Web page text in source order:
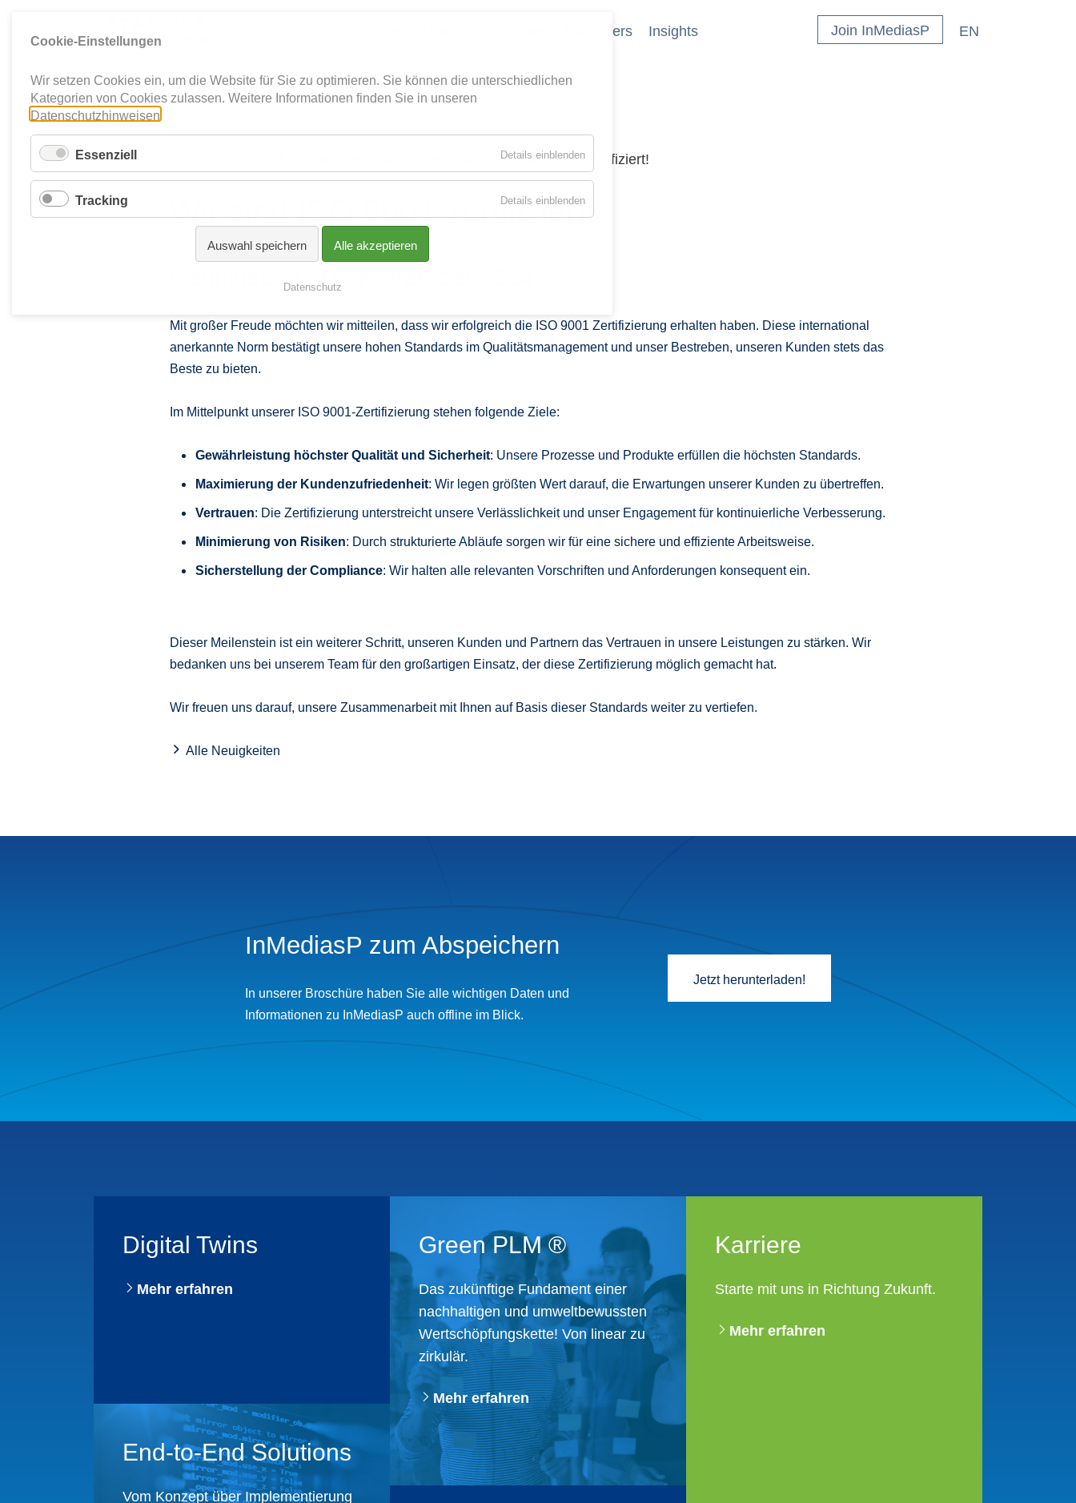
Dataciders Insights Join InMediasP EN
Wir sind ISO 9001 zertifiziert!
Wir sind ISO 9001 zertifiziert!
Hennigsdorf, 19. November 2024
Mit großer Freude möchten wir mitteilen, dass wir erfolgreich die ISO 9001 Zertifizierung erhalten haben. Diese international
anerkannte Norm bestätigt unsere hohen Standards im Qualitätsmanagement und unser Bestreben, unseren Kunden stets das
Beste zu bieten.
Im Mittelpunkt unserer ISO 9001-Zertifizierung stehen folgende Ziele:
Gewährleistung höchster Qualität und Sicherheit: Unsere Prozesse und Produkte erfüllen die höchsten Standards.
Maximierung der Kundenzufriedenheit: Wir legen größten Wert darauf, die Erwartungen unserer Kunden zu übertreffen.
Vertrauen: Die Zertifizierung unterstreicht unsere Verlässlichkeit und unser Engagement für kontinuierliche Verbesserung.
Minimierung von Risiken: Durch strukturierte Abläufe sorgen wir für eine sichere und effiziente Arbeitsweise.
Sicherstellung der Compliance: Wir halten alle relevanten Vorschriften und Anforderungen konsequent ein.
Dieser Meilenstein ist ein weiterer Schritt, unseren Kunden und Partnern das Vertrauen in unsere Leistungen zu stärken. Wir
bedanken uns bei unserem Team für den großartigen Einsatz, der diese Zertifizierung möglich gemacht hat.
Wir freuen uns darauf, unsere Zusammenarbeit mit Ihnen auf Basis dieser Standards weiter zu vertiefen.
Alle Neuigkeiten
InMediasP zum Abspeichern
In unserer Broschüre haben Sie alle wichtigen Daten und
Informationen zu InMediasP auch offline im Blick.
Jetzt herunterladen!
Digital Twins
Mehr erfahren
End-to-End Solutions
Vom Konzept über Implementierung
Green PLM ®
Das zukünftige Fundament einer
nachhaltigen und ​umweltbewussten
Wertschöpfungskette! ​Von linear zu
zirkulär.
Mehr erfahren
Karriere
Starte mit uns in Richtung Zukunft.
Mehr erfahren
Cookie-Einstellungen
Wir setzen Cookies ein, um die Website für Sie zu optimieren. Sie können die unterschiedlichen
Kategorien von Cookies zulassen. Weitere Informationen finden Sie in unseren
Datenschutzhinweisen
Essenziell Details einblendenfür
Essenziell
Tracking Details einblendenfür
Tracking
Auswahl speichern Alle akzeptieren
Datenschutz